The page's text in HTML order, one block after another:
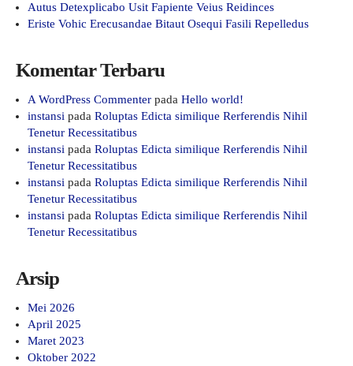
Autus Detexplicabo Usit Fapiente Veius Reidinces
Eriste Vohic Erecusandae Bitaut Osequi Fasili Repelledus
Komentar Terbaru
A WordPress Commenter pada Hello world!
instansi pada Roluptas Edicta similique Rerferendis Nihil
Tenetur Recessitatibus
instansi pada Roluptas Edicta similique Rerferendis Nihil
Tenetur Recessitatibus
instansi pada Roluptas Edicta similique Rerferendis Nihil
Tenetur Recessitatibus
instansi pada Roluptas Edicta similique Rerferendis Nihil
Tenetur Recessitatibus
Arsip
Mei 2026
April 2025
Maret 2023
Oktober 2022